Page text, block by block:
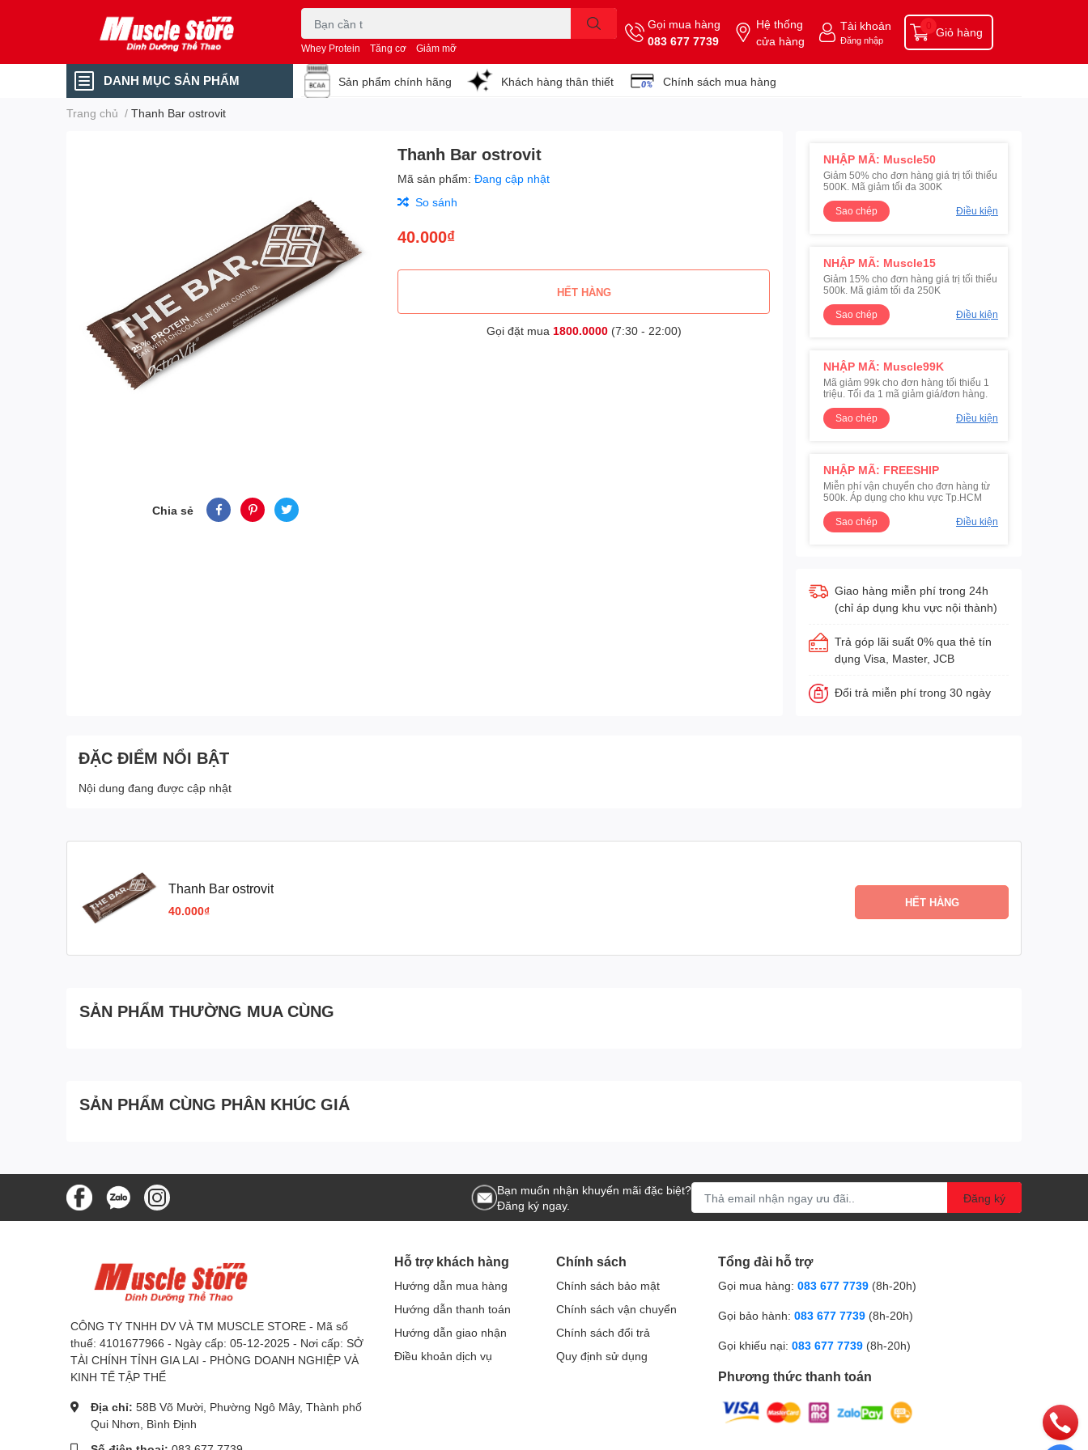
Whey Protein Tăng cơ Giảm mỡ
Gọi mua hàng
083 677 7739
Hệ thống
cửa hàng
Tài khoản
Đăng nhập
Giỏ hàng
0
DANH MỤC SẢN PHẨM Sản phẩm chính hãng Khách hàng thân thiết Chính sách mua hàng
Trang chủ / Thanh Bar ostrovit
Chia sẻ
Thanh Bar ostrovit
Mã sản phẩm:Đang cập nhật
So sánh
40.000₫
HẾT HÀNG
Gọi đặt mua 1800.0000(7:30 - 22:00)
NHẬP MÃ: Muscle50
Giảm 50% cho đơn hàng giá trị tối thiểu
500K. Mã giảm tối đa 300K
Sao chép
Điều kiện
NHẬP MÃ: Muscle15
Giảm 15% cho đơn hàng giá trị tối thiểu
500k. Mã giảm tối đa 250K
Sao chép
Điều kiện
NHẬP MÃ: Muscle99K
Mã giảm 99k cho đơn hàng tối thiểu 1
triệu. Tối đa 1 mã giảm giá/đơn hàng.
Sao chép
Điều kiện
NHẬP MÃ: FREESHIP
Miễn phí vận chuyển cho đơn hàng từ
500k. Áp dụng cho khu vực Tp.HCM
Sao chép
Điều kiện
Giao hàng miễn phí trong 24h
(chỉ áp dụng khu vực nội thành)
Trả góp lãi suất 0% qua thẻ tín
dụng Visa, Master, JCB
Đổi trả miễn phí trong 30 ngày
ĐẶC ĐIỂM NỔI BẬT
Nội dung đang được cập nhật
Thanh Bar ostrovit
40.000₫
HẾT HÀNG
SẢN PHẨM THƯỜNG MUA CÙNG
SẢN PHẨM CÙNG PHÂN KHÚC GIÁ
Bạn muốn nhận khuyến mãi đặc biệt?
Đăng ký ngay.
Đăng ký
CÔNG TY TNHH DV VÀ TM MUSCLE STORE - Mã số
thuế: 4101677966 - Ngày cấp: 05-12-2025 - Nơi cấp: SỞ
TÀI CHÍNH TỈNH GIA LAI - PHÒNG DOANH NGHIỆP VÀ
KINH TẾ TẬP THỂ
Địa chỉ: 58B Võ Mười, Phường Ngô Mây, Thành phố
Qui Nhơn, Bình Định
Hỗ trợ khách hàng
Hướng dẫn mua hàng
Hướng dẫn thanh toán
Hướng dẫn giao nhận
Điều khoản dịch vụ
Chính sách
Chính sách bảo mật
Chính sách vận chuyển
Chính sách đổi trả
Quy định sử dụng
Tổng đài hỗ trợ
Gọi mua hàng: 083 677 7739 (8h-20h)
Gọi bảo hành: 083 677 7739 (8h-20h)
Gọi khiếu nại: 083 677 7739 (8h-20h)
Phương thức thanh toán